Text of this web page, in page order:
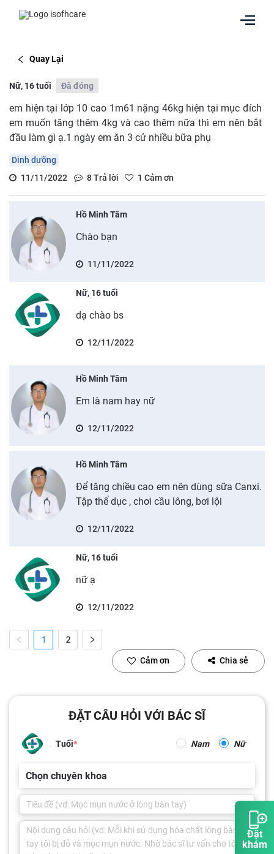
Đặt
khám
Quay Lại
Nữ, 16 tuổi Đã đóng
em hiện tại lớp 10 cao 1m61 nặng 46kg hiện tại mục đích
em muốn tăng thêm 4kg và cao thêm nữa thì em nên bắt
đầu làm gì ạ.1 ngày em ăn 3 cử nhiều bữa phụ
Dinh dưỡng
11/11/2022
8Trả lời 1 Cảm ơn
Hồ Minh Tâm
Chào bạn
11/11/2022
Nữ, 16 tuổi
dạ chào bs
12/11/2022
Hồ Minh Tâm
Em là nam hay nữ
12/11/2022
Hồ Minh Tâm
Để tăng chiều cao em nên dùng sữa Canxi.
Tập thể dục , chơi cầu lông, bơi lội
12/11/2022
Nữ, 16 tuổi
nữ ạ
12/11/2022
1 2
Cảm ơn Chia sẻ
ĐẶT CÂU HỎI VỚI BÁC SĨ
Tuổi Nam Nữ
Chọn chuyên khoa